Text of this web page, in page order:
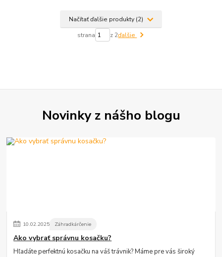
Načítať ďalšie produkty (2)
strana z 2ďalšie
Novinky z nášho blogu
10.02.2025 Záhradkárčenie
Ako vybrať správnu kosačku?
Hľadáte perfektnú kosačku na váš trávnik? Máme pre vás široký